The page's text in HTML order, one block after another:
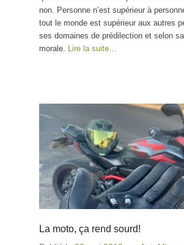
non. Personne n’est supérieur à
tout le monde est supérieur aux autres
ses domaines de prédilection et selon
morale. Lire la suite…
La moto, ça rend sourd!